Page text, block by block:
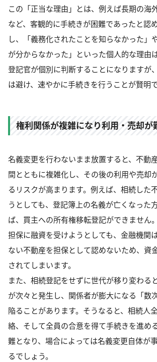
この「正当な理由」とは、例えば長期の海
など、客観的に手続きが困難であったと認
し、「義務化されたことを知らなかった」
が分からなかった」といった個人的な理由
登記官が個別に判断することになりますが
は避け、速やかに手続きを行うことが賢明で
権利関係が複雑になり利用・売却が
名義変更を行わないまま放置すると、不動
間とともに複雑化し、その後の利用や売却
るリスクが高まります。例えば、相続した
うとしても、登記簿上の名義が亡くなった
ば、買主への所有権移転登記ができません
担保に融資を受けようとしても、金融機関
ない不動産を担保として認めないため、資
されてしまいます。
また、相続登記をせずに世代が移り変わる
が次々と発生し、関係者が膨大になる「数
陥ることがあります。そうなると、相続人
絡、そして全員の合意を得て手続きを進め
難となり、場合によっては名義変更自体が
るでしょう。